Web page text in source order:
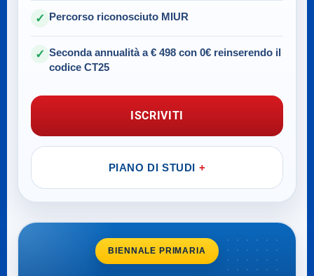
✓ Percorso riconosciuto MIUR
✓ Seconda annualità a € 498 con 0€ reinserendo il
codice CT25
ISCRIVITI
PIANO DI STUDI
BIENNALE PRIMARIA